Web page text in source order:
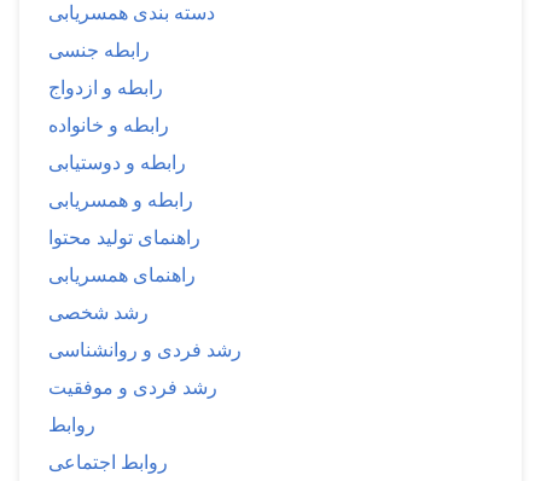
دسته بندی همسریابی
رابطه جنسی
رابطه و ازدواج
رابطه و خانواده
رابطه و دوستیابی
رابطه و همسریابی
راهنمای تولید محتوا
راهنمای همسریابی
رشد شخصی
رشد فردی و روانشناسی
رشد فردی و موفقیت
روابط
روابط اجتماعی